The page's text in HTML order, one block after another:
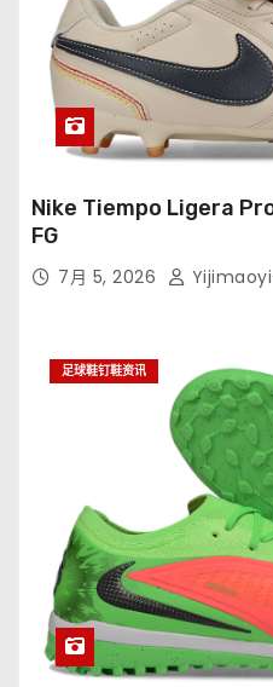
Nike Tiempo Ligera
FG
7月 5, 2026
足球鞋钉鞋资讯